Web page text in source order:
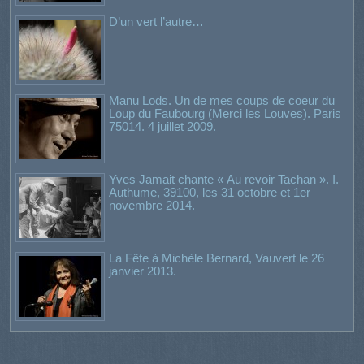
D’un vert l’autre…
Manu Lods. Un de mes coups de coeur du
Loup du Faubourg (Merci les Louves). Paris
75014. 4 juillet 2009.
Yves Jamait chante « Au revoir Tachan ». I.
Authume, 39100, les 31 octobre et 1er
novembre 2014.
La Fête à Michèle Bernard, Vauvert le 26
janvier 2013.